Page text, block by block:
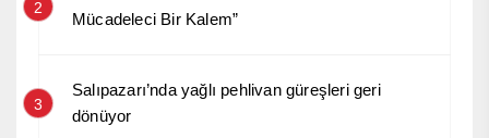
2
Mücadeleci Bir Kalem”
3
Salıpazarı’nda yağlı pehlivan güreşleri geri
dönüyor